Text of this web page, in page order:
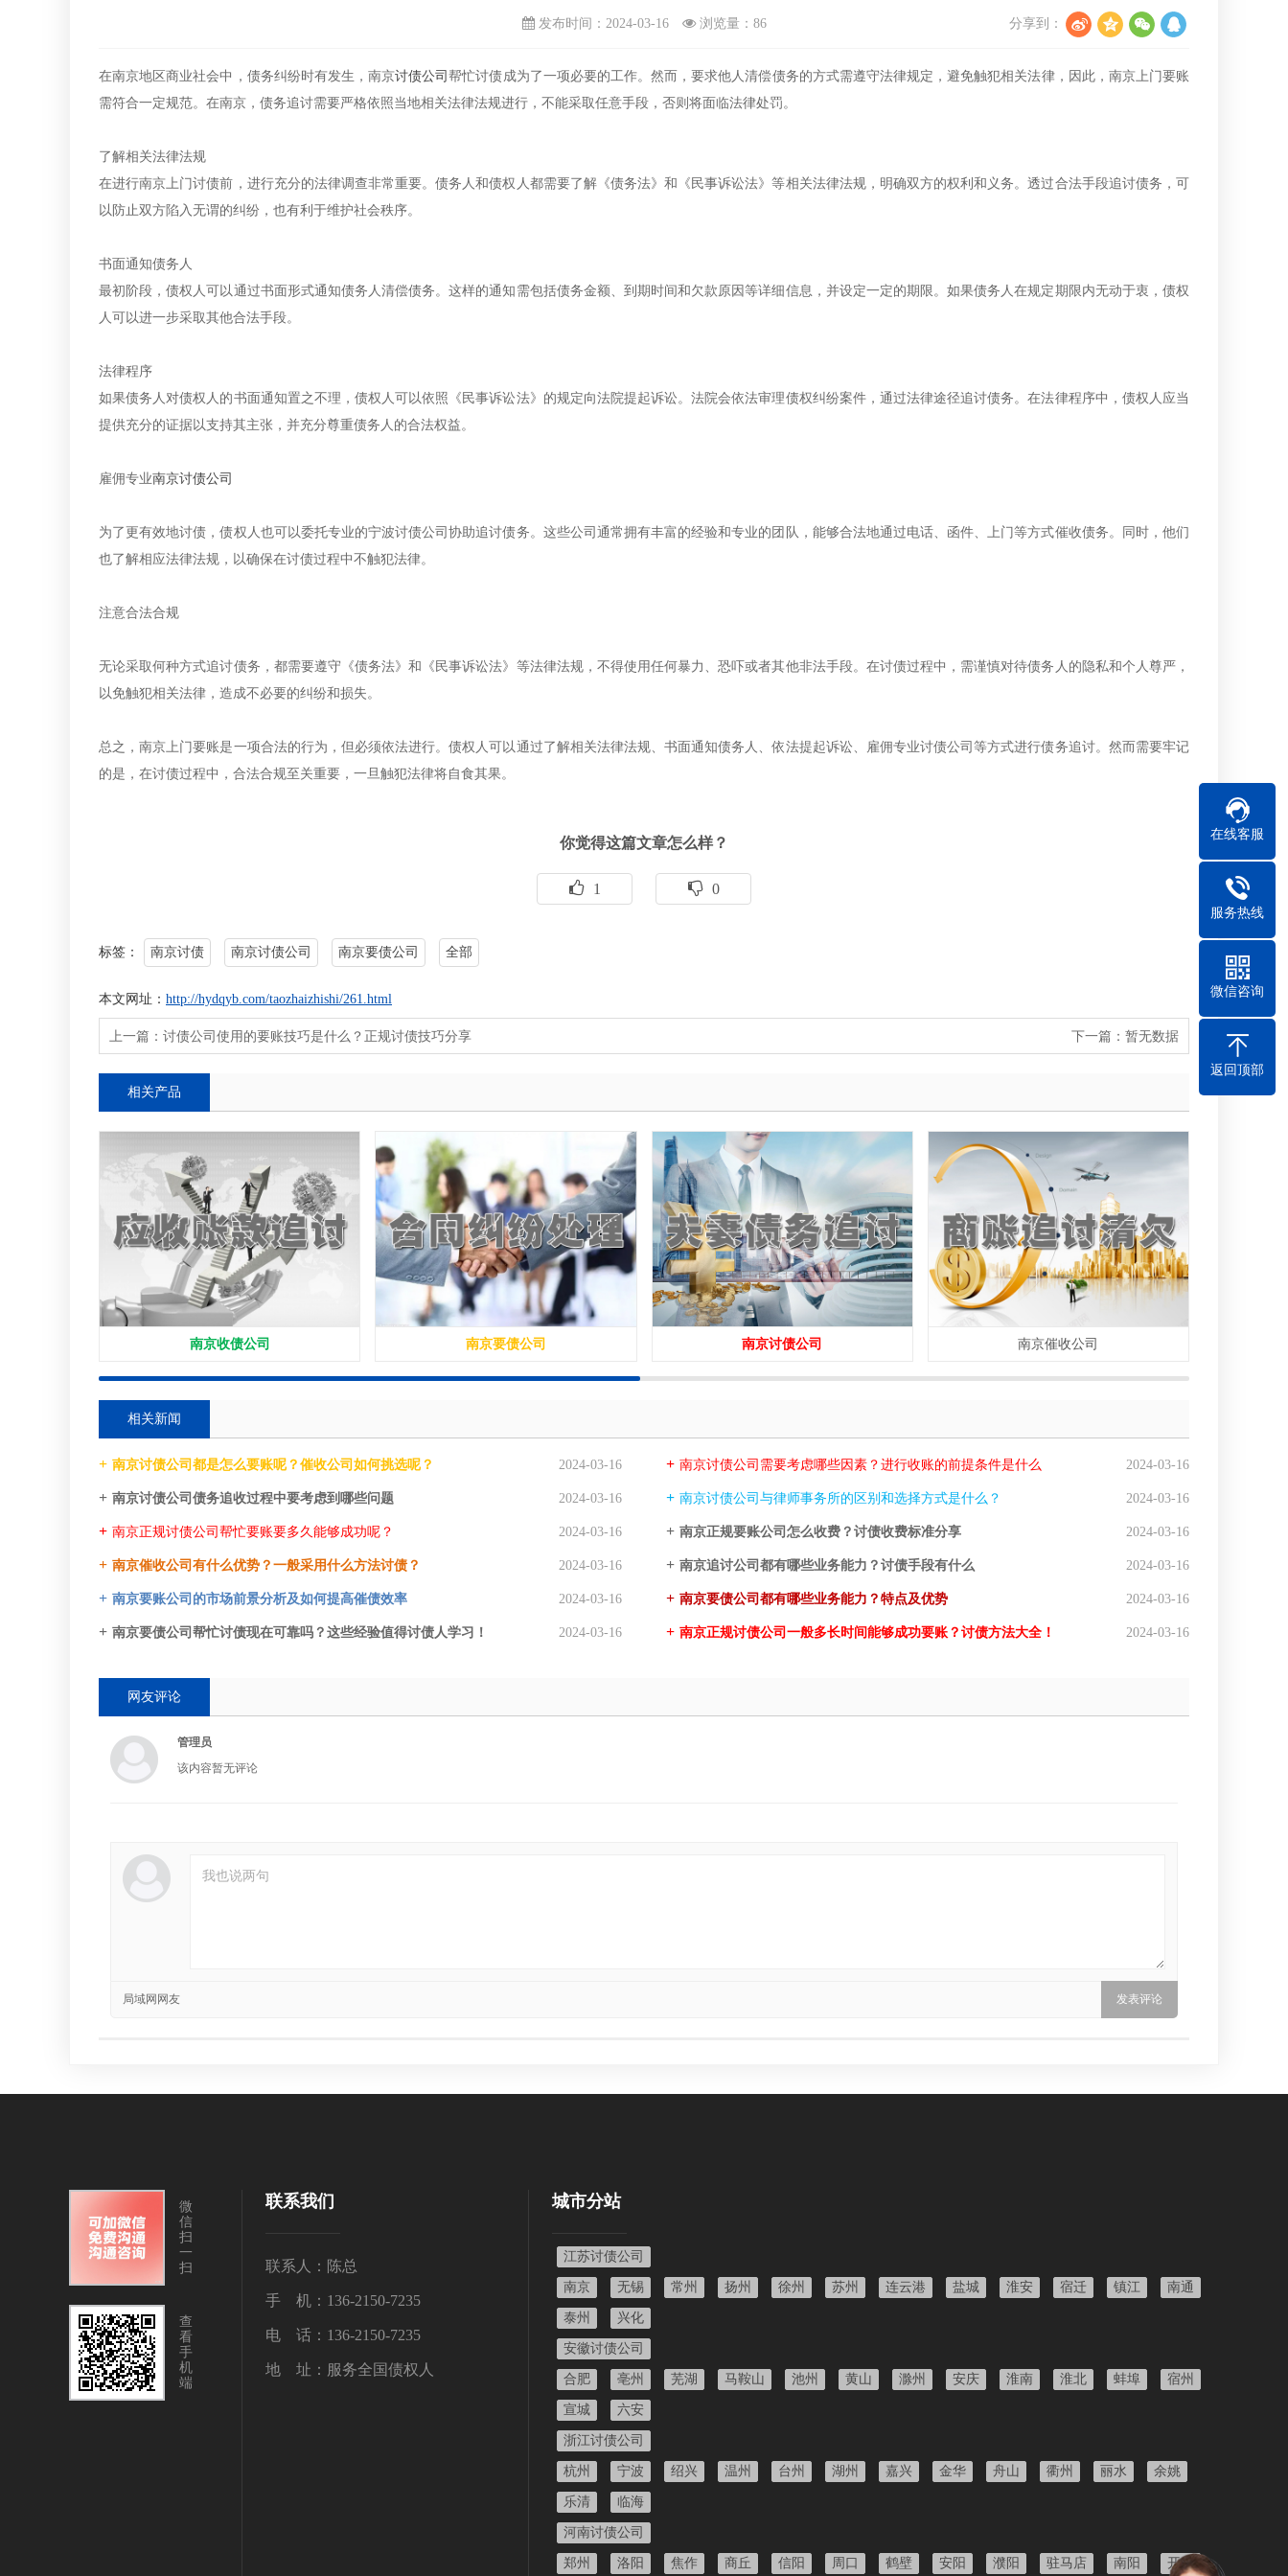
发布时间：2024-03-16 浏览量： 86 分享到：
在南京地区商业社会中，债务纠纷时有发生，南京讨债公司帮忙讨债成为了一项必要的工作。然而，要求他人清偿债务的方式需遵守法律规定，避免触犯相关法律，因此，南京上门要账
需符合一定规范。在南京，债务追讨需要严格依照当地相关法律法规进行，不能采取任意手段，否则将面临法律处罚。
了解相关法律法规
在进行南京上门讨债前，进行充分的法律调查非常重要。债务人和债权人都需要了解《债务法》和《民事诉讼法》等相关法律法规，明确双方的权利和义务。透过合法手段追讨债务，可
以防止双方陷入无谓的纠纷，也有利于维护社会秩序。
书面通知债务人
最初阶段，债权人可以通过书面形式通知债务人清偿债务。这样的通知需包括债务金额、到期时间和欠款原因等详细信息，并设定一定的期限。如果债务人在规定期限内无动于衷，债权
人可以进一步采取其他合法手段。
法律程序
如果债务人对债权人的书面通知置之不理，债权人可以依照《民事诉讼法》的规定向法院提起诉讼。法院会依法审理债权纠纷案件，通过法律途径追讨债务。在法律程序中，债权人应当
提供充分的证据以支持其主张，并充分尊重债务人的合法权益。
雇佣专业南京讨债公司
为了更有效地讨债，债权人也可以委托专业的宁波讨债公司协助追讨债务。这些公司通常拥有丰富的经验和专业的团队，能够合法地通过电话、函件、上门等方式催收债务。同时，他们
也了解相应法律法规，以确保在讨债过程中不触犯法律。
注意合法合规
无论采取何种方式追讨债务，都需要遵守《债务法》和《民事诉讼法》等法律法规，不得使用任何暴力、恐吓或者其他非法手段。在讨债过程中，需谨慎对待债务人的隐私和个人尊严，
以免触犯相关法律，造成不必要的纠纷和损失。
总之，南京上门要账是一项合法的行为，但必须依法进行。债权人可以通过了解相关法律法规、书面通知债务人、依法提起诉讼、雇佣专业讨债公司等方式进行债务追讨。然而需要牢记
的是，在讨债过程中，合法合规至关重要，一旦触犯法律将自食其果。
你觉得这篇文章怎么样？
1 0
标签： 南京讨债 南京讨债公司 南京要债公司 全部
本文网址： http://hydqyb.com/taozhaizhishi/261.html
上一篇： 讨债公司使用的要账技巧是什么？正规讨债技巧分享 下一篇： 暂无数据
相关产品
南京收债公司 南京要债公司 南京讨债公司 南京催收公司
相关新闻
南京讨债公司都是怎么要账呢？催收公司如何挑选呢？ 2024-03-16 南京讨债公司需要考虑哪些因素？进行收账的前提条件是什么 2024-03-16
南京讨债公司债务追收过程中要考虑到哪些问题 2024-03-16 南京讨债公司与律师事务所的区别和选择方式是什么？ 2024-03-16
南京正规讨债公司帮忙要账要多久能够成功呢？ 2024-03-16 南京正规要账公司怎么收费？讨债收费标准分享 2024-03-16
南京催收公司有什么优势？一般采用什么方法讨债？ 2024-03-16 南京追讨公司都有哪些业务能力？讨债手段有什么 2024-03-16
南京要账公司的市场前景分析及如何提高催债效率 2024-03-16 南京要债公司都有哪些业务能力？特点及优势 2024-03-16
南京要债公司帮忙讨债现在可靠吗？这些经验值得讨债人学习！ 2024-03-16 南京正规讨债公司一般多长时间能够成功要账？讨债方法大全！ 2024-03-16
网友评论
管理员
该内容暂无评论
局域网网友
微
信
扫
一
扫
查
看
手
机
端
联系我们
联系人：陈总
手 机：136-2150-7235
电 话：136-2150-7235
地 址：服务全国债权人
城市分站
江苏讨债公司
南京 无锡 常州 扬州 徐州 苏州 连云港 盐城 淮安 宿迁 镇江 南通
泰州 兴化
安徽讨债公司
合肥 亳州 芜湖 马鞍山 池州 黄山 滁州 安庆 淮南 淮北 蚌埠 宿州
宣城 六安
浙江讨债公司
杭州 宁波 绍兴 温州 台州 湖州 嘉兴 金华 舟山 衢州 丽水 余姚
乐清 临海
河南讨债公司
郑州 洛阳 焦作 商丘 信阳 周口 鹤壁 安阳 濮阳 驻马店 南阳 开封
在线客服
服务热线
微信咨询
返回顶部